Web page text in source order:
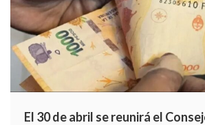
El 30 de abril se reunirá el